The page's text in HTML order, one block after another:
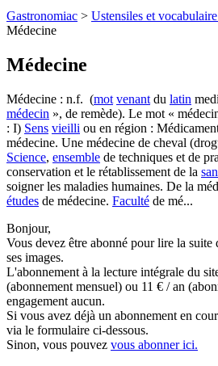
Gastronomiac > Ustensiles et
Médecine
Médecine
Médecine : n.f. (mot venant du latin
médecin », de remède). Le mot «
: I) Sens vieilli ou en région :
médecine. Une médecine de cheval
Science, ensemble de techniques et de
conservation et le rétablissement de la
soigner les maladies humaines. De la
études de médecine. Faculté de mé...
Bonjour,
Vous devez être abonné pour lire la suite
ses images.
L'abonnement à la lecture intégrale du
(abonnement mensuel) ou 11 € / an
engagement aucun.
Si vous avez déjà un abonnement en
via le formulaire ci-dessous.
Sinon, vous pouvez vous abonner ici.